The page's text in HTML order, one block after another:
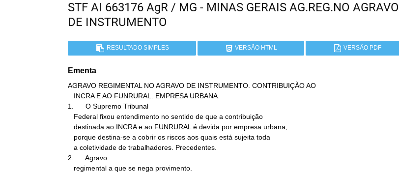
STF AI 663176 AgR / MG - MINAS GERAIS AG.REG.NO AGRAVO
DE INSTRUMENTO
RESULTADO SIMPLES VERSÃO HTML VERSÃO PDF
Ementa
AGRAVO REGIMENTAL NO AGRAVO DE INSTRUMENTO. CONTRIBUIÇÃO AO
1.      O Supremo Tribunal
2.      Agravo
   regimental a que se nega provimento.